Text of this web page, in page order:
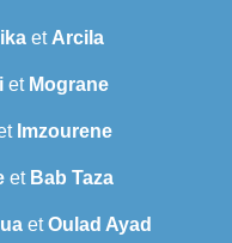
et Arcila
et Mograne
Imzourene
et Bab Taza
etOulad Ayad